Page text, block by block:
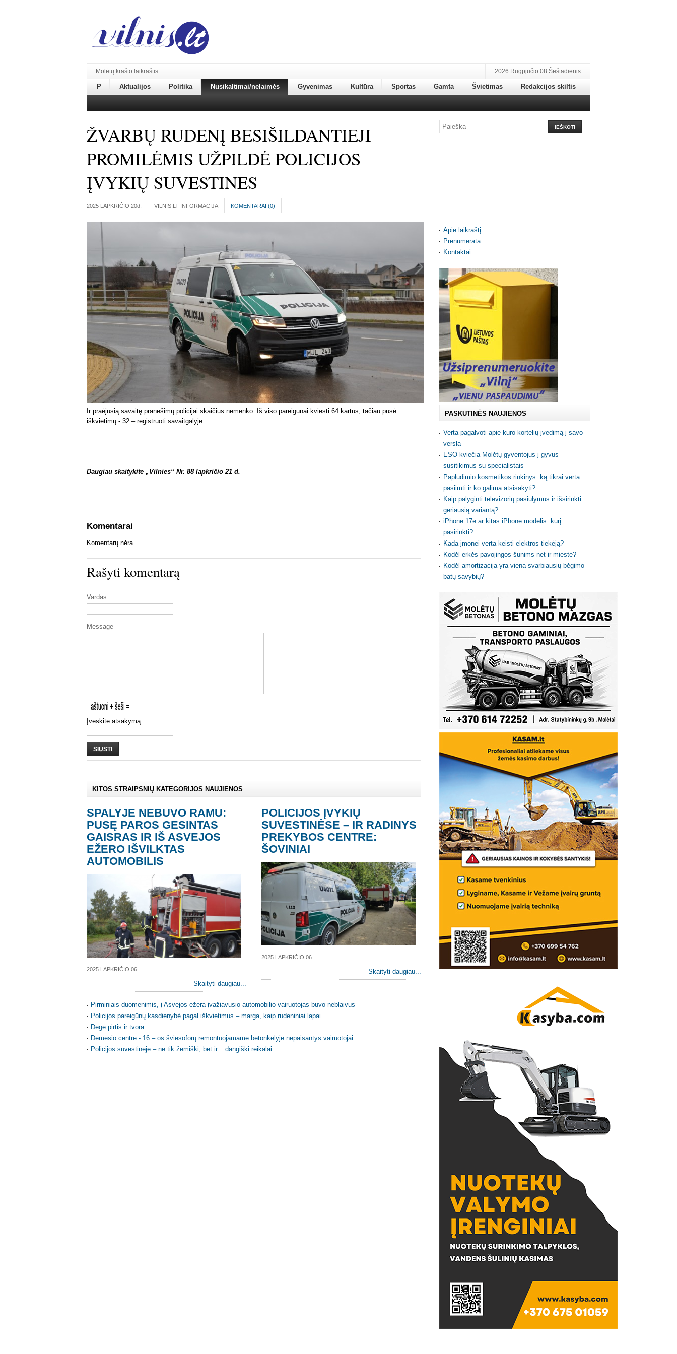
Molėtų krašto laikraštis 2026 Rugpjūčio 08 Šeštadienis
P Aktualijos Politika Nusikaltimai/nelaimės Gyvenimas Kultūra Sportas Gamta Švietimas Redakcijos skiltis
ŽVARBŲ RUDENĮ BESIŠILDANTIEJI
PROMILĖMIS UŽPILDĖ POLICIJOS
ĮVYKIŲ SUVESTINES
2025 LAPKRIČIO 20d. VILNIS.LT INFORMACIJA KOMENTARAI (0)
Ir praėjusią savaitę pranešimų policijai skaičius nemenko. Iš viso pareigūnai kviesti 64 kartus, tačiau pusė
iškvietimų - 32 – registruoti savaitgalyje...
Daugiau skaitykite „Vilnies“ Nr. 88 lapkričio 21 d.
Komentarai
Komentarų nėra
Rašyti komentarą
Vardas
Message
Įveskite atsakymą
SIŲSTI
KITOS STRAIPSNIŲ KATEGORIJOS NAUJIENOS
SPALYJE NEBUVO RAMU:
PUSĘ PAROS GESINTAS
GAISRAS IR IŠ ASVEJOS
EŽERO IŠVILKTAS
AUTOMOBILIS
2025 LAPKRIČIO 06
Skaityti daugiau...
POLICIJOS ĮVYKIŲ
SUVESTINĖSE – IR RADINYS
PREKYBOS CENTRE:
ŠOVINIAI
2025 LAPKRIČIO 06
Skaityti daugiau...
Pirminiais duomenimis, į Asvejos ežerą įvažiavusio automobilio vairuotojas buvo neblaivus
Policijos pareigūnų kasdienybė pagal iškvietimus – marga, kaip rudeniniai lapai
Degė pirtis ir tvora
Dėmesio centre - 16 – os šviesoforų remontuojamame betonkelyje nepaisantys vairuotojai...
Policijos suvestinėje – ne tik žemiški, bet ir... dangiški reikalai
Apie laikraštį
Prenumerata
Kontaktai
PASKUTINĖS NAUJIENOS
Verta pagalvoti apie kuro kortelių įvedimą į savo
verslą
ESO kviečia Molėtų gyventojus į gyvus
susitikimus su specialistais
Paplūdimio kosmetikos rinkinys: ką tikrai verta
pasiimti ir ko galima atsisakyti?
Kaip palyginti televizorių pasiūlymus ir išsirinkti
geriausią variantą?
iPhone 17e ar kitas iPhone modelis: kurį
pasirinkti?
Kada įmonei verta keisti elektros tiekėją?
Kodėl erkės pavojingos šunims net ir mieste?
Kodėl amortizacija yra viena svarbiausių bėgimo
batų savybių?